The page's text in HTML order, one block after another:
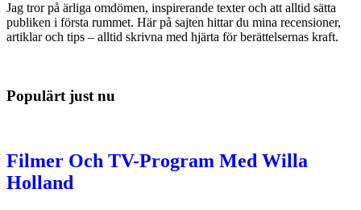
Jag tror på ärliga omdömen, inspirerande texter och att alltid sätta
publiken i första rummet. Här på sajten hittar du mina recensioner,
artiklar och tips – alltid skrivna med hjärta för berättelsernas kraft.
Populärt just nu
Filmer Och TV-Program Med Willa
Holland